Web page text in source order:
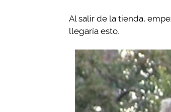
Al salir de la tienda,
llegaría esto.